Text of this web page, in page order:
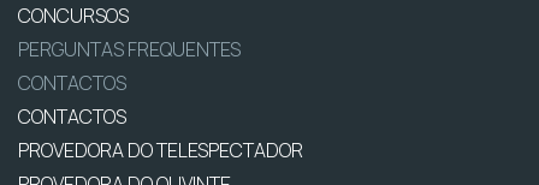
CONCURSOS
PERGUNTAS FREQUENTES
CONTACTOS
CONTACTOS
PROVEDORA DO TELESPECTADOR